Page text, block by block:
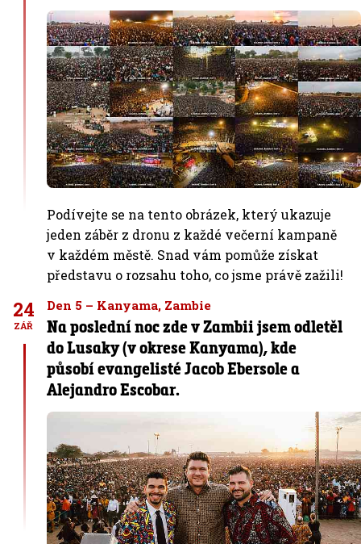
Podívejte se na tento obrázek, který ukazuje
jeden záběr z dronu z každé večerní kampaně
v každém městě. Snad vám pomůže získat
představu o rozsahu toho, co jsme právě zažili!
24
ZÁŘ
Den 5 – Kanyama, Zambie
Na poslední noc zde v Zambii jsem odletěl
do Lusaky (v okrese Kanyama), kde
působí evangelisté Jacob Ebersole a
Alejandro Escobar.